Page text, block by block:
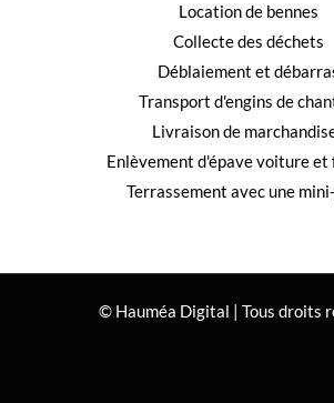
Location de bennes
Collecte des déchets
Déblaiement et
Transport d'engins de
Livraison de
Enlèvement d'épave voiture
Terrassement avec une
© Hauméa Digital | Tous droits